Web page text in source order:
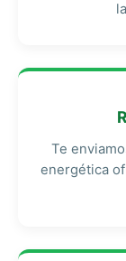
Te
energética